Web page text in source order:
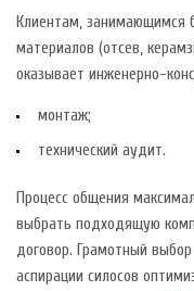
Клиентам, занимающимся
материалов (отсев,
оказывает инженерно-
монтаж;
технический аудит.
Процесс общения
выбрать подходящую
договор. Грамотный
аспирации силосов